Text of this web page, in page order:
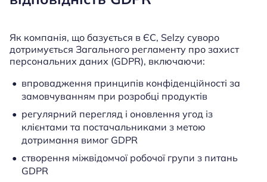
Як компанія, що базується в ЄС, Selzy суворо
дотримується Загального регламенту про захист
персональних даних (GDPR), включаючи:
впровадження принципів конфіденційності за
замовчуванням при розробці продуктів
регулярний перегляд і оновлення угод із
клієнтами та постачальниками з метою
дотримання вимог GDPR
створення міжвідомчої робочої групи з питань
GDPR